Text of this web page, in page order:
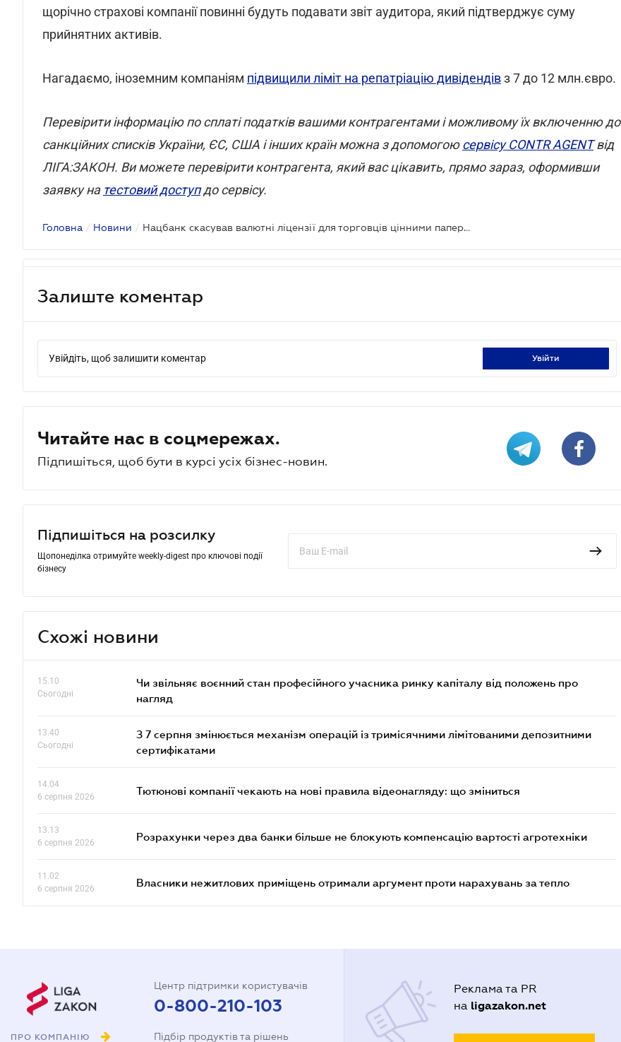
щорічно страхові компанії повинні будуть подавати звіт аудитора, який підтверджує суму
прийнятних активів.
Нагадаємо, іноземним компаніям підвищили ліміт на репатріацію дивідендівз 7 до 12 млн.євро.
Перевірити інформацію по сплаті податків вашими контрагентами і можливому їх включенню до
санкційних списків України, ЄС, США і інших країн можна з допомогоюсервісу CONTR AGENTвід
ЛІГА:ЗАКОН. Ви можете перевірити контрагента, який вас цікавить, прямо зараз, оформивши
заявку на тестовий доступдо сервісу.
Головна / Новини / Нацбанк скасував валютні ліцензії для торговців цінними паперами
Залиште коментар
Увійдіть, щоб залишити коментар увійти
Читайте нас в соцмережах.
Підпишіться, щоб бути в курсі усіх бізнес-новин.
Підпишіться на розсилку
Щопонеділка отримуйте weekly-digest про ключові події
бізнесу
Схожі новини
15.10
Сьогодні
Чи звільняє воєнний стан професійного учасника ринку капіталу від положень про
нагляд
13.40
Сьогодні
З 7 серпня змінюється механізм операцій із тримісячними лімітованими депозитними
сертифікатами
14.04
6 серпня 2026
Тютюнові компанії чекають на нові правила відеонагляду: що зміниться
13.13
6 серпня 2026
Розрахунки через два банки більше не блокують компенсацію вартості агротехніки
11.02
6 серпня 2026
Власники нежитлових приміщень отримали аргумент проти нарахувань за тепло
ПРО КОМПАНІЮ
Центр підтримки користувачів
0-800-210-103
Підбір продуктів та рішень
Реклама та PR
на ligazakon.net